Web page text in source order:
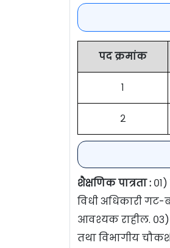
पद क्रमांक
१
२
शैक्षणिक पात्रता :
विधी अधिकारी गट-
आवश्यक राहील. ०३)
तथा विभागीय